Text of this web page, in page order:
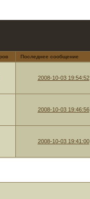
Последнее сообщение
2008-10-03 19:54:52
2008-10-03 19:46:56
2008-10-03 19:41:00